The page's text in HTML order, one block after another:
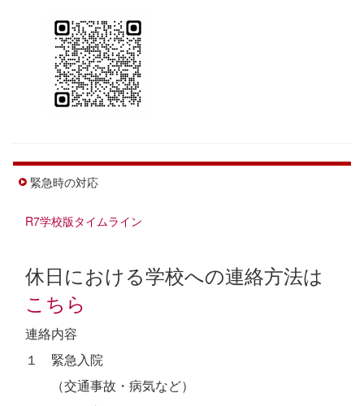
緊急時の対応
R7学校版タイムライン
休日における学校への連絡方法は
こちら
連絡内容
１ 緊急入院
（交通事故・病気など）